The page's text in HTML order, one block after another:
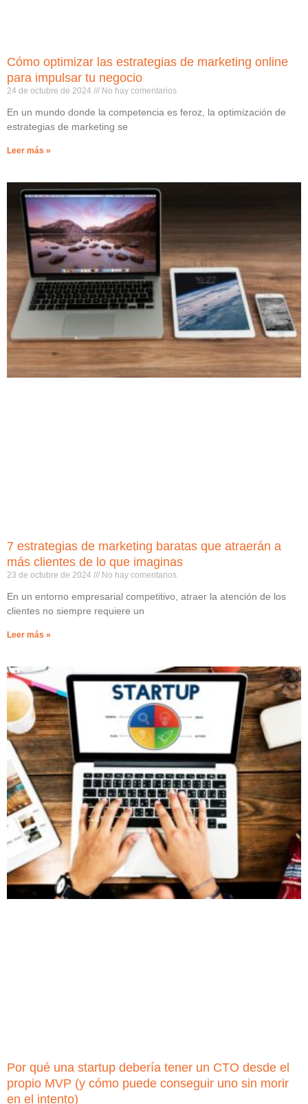
Cómo optimizar las estrategias de marketing online
para impulsar tu negocio
24 de octubre de 2024 No hay comentarios
En un mundo donde la competencia es feroz, la optimización de
estrategias de marketing se
Leer más »
7 estrategias de marketing baratas que atraerán a
más clientes de lo que imaginas
23 de octubre de 2024 No hay comentarios
En un entorno empresarial competitivo, atraer la atención de los
clientes no siempre requiere un
Leer más »
Por qué una startup debería tener un CTO desde el
propio MVP (y cómo puede conseguir uno sin morir
en el intento)